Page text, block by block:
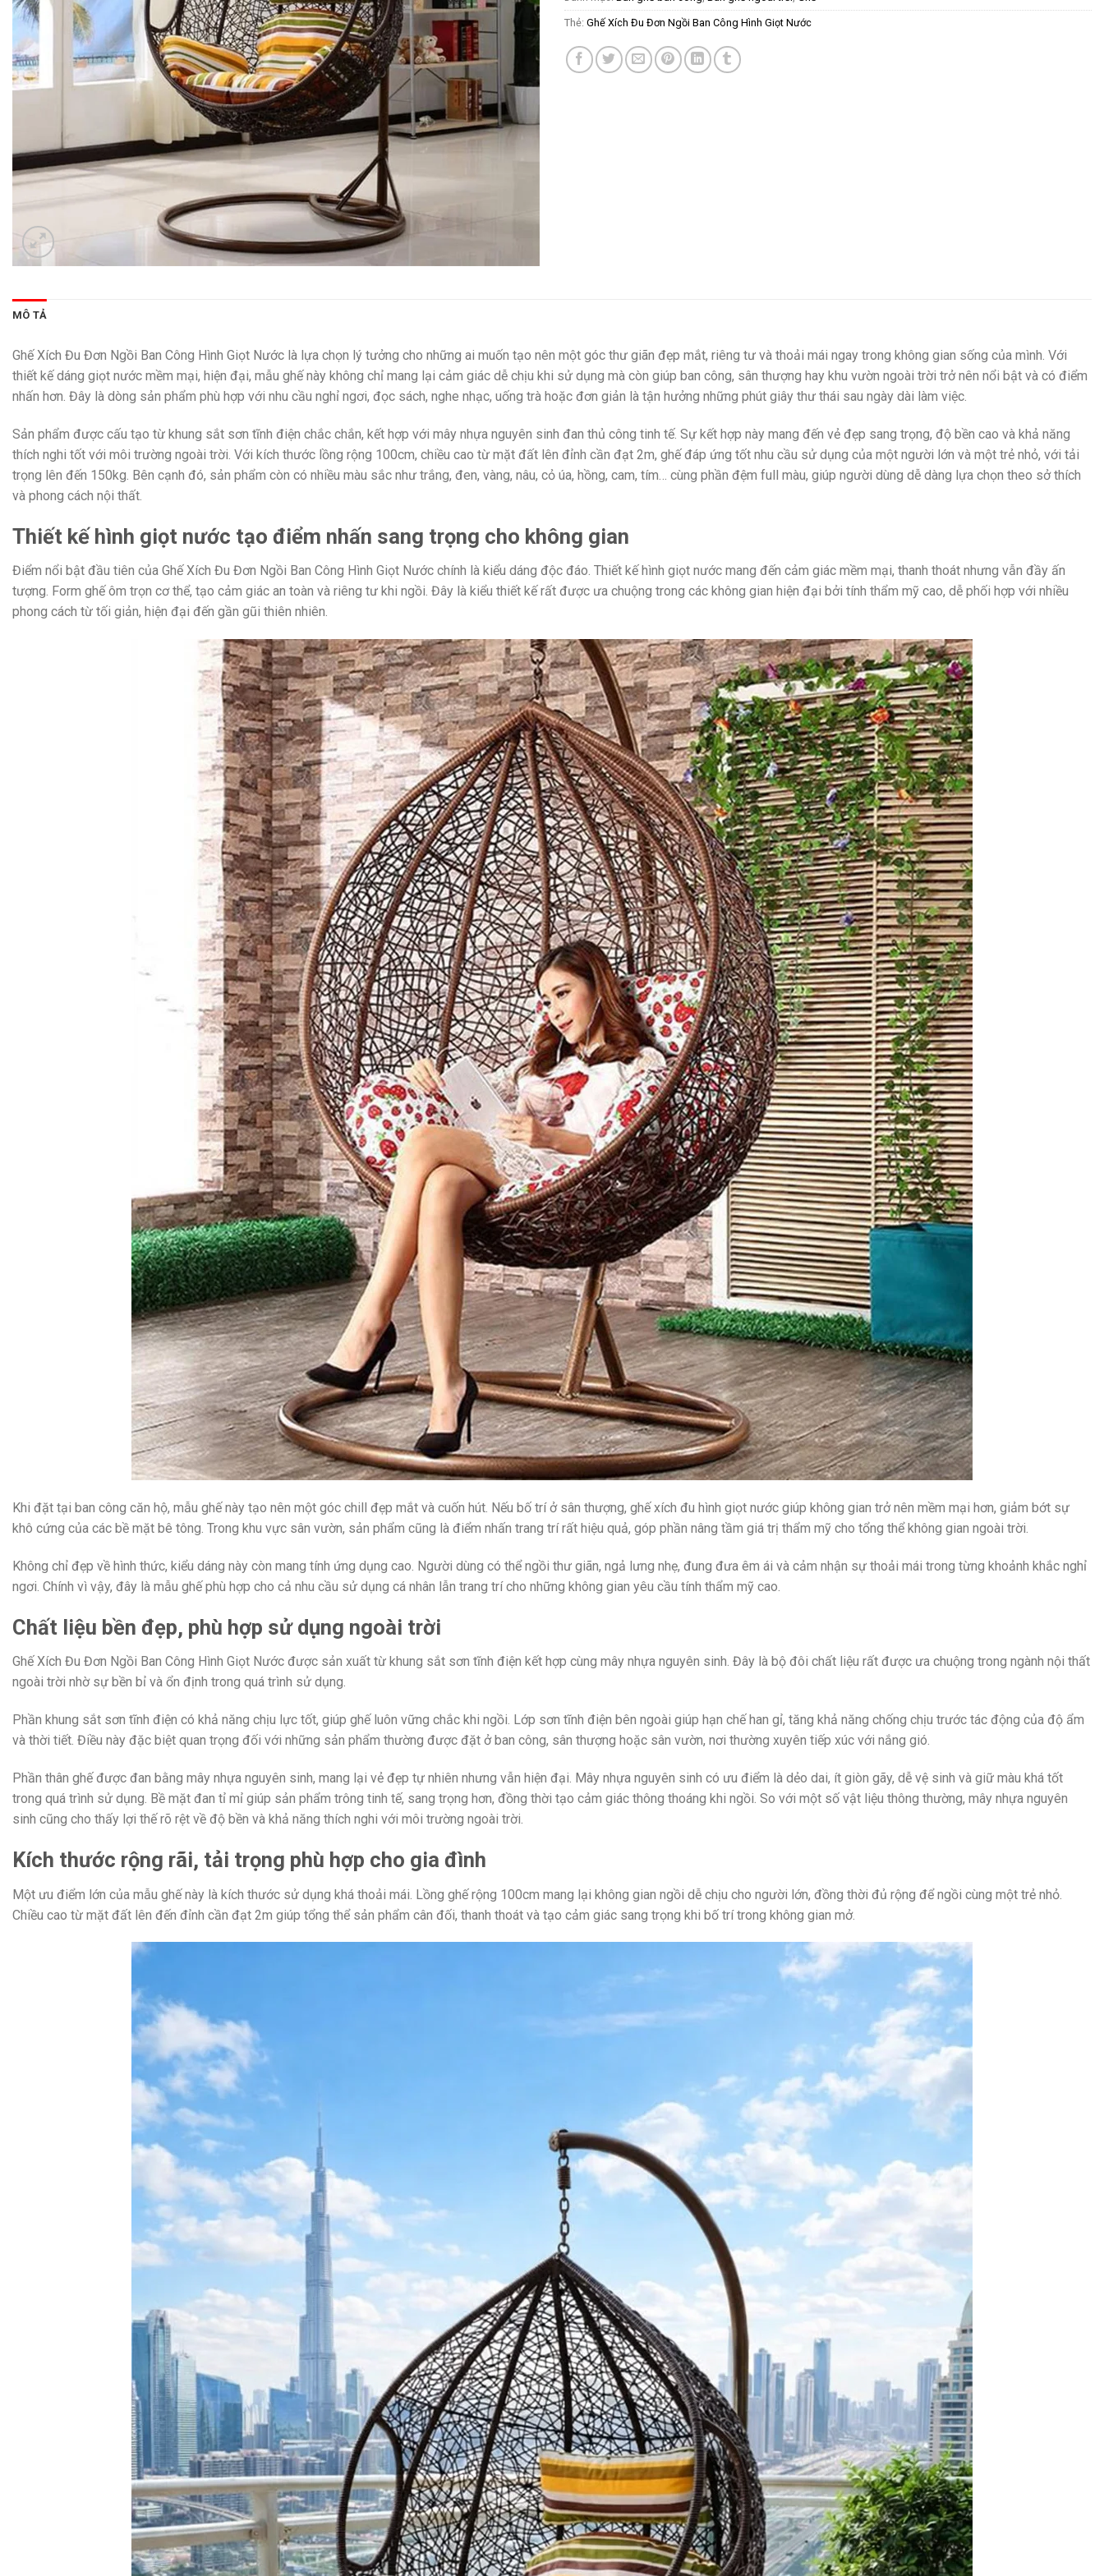
Thẻ: Ghế Xích Đu Đơn Ngồi Ban Công Hình Giọt Nước
MÔ TẢ
Ghế Xích Đu Đơn Ngồi Ban Công Hình Giọt Nước là lựa chọn lý tưởng cho những ai muốn tạo nên một góc thư giãn đẹp mắt, riêng tư và thoải mái ngay trong không gian sống của mình. Với
thiết kế dáng giọt nước mềm mại, hiện đại, mẫu ghế này không chỉ mang lại cảm giác dễ chịu khi sử dụng mà còn giúp ban công, sân thượng hay khu vườn ngoài trời trở nên nổi bật và có điểm
nhấn hơn. Đây là dòng sản phẩm phù hợp với nhu cầu nghỉ ngơi, đọc sách, nghe nhạc, uống trà hoặc đơn giản là tận hưởng những phút giây thư thái sau ngày dài làm việc.
Sản phẩm được cấu tạo từ khung sắt sơn tĩnh điện chắc chắn, kết hợp với mây nhựa nguyên sinh đan thủ công tinh tế. Sự kết hợp này mang đến vẻ đẹp sang trọng, độ bền cao và khả năng
thích nghi tốt với môi trường ngoài trời. Với kích thước lồng rộng 100cm, chiều cao từ mặt đất lên đỉnh cần đạt 2m, ghế đáp ứng tốt nhu cầu sử dụng của một người lớn và một trẻ nhỏ, với tải
trọng lên đến 150kg. Bên cạnh đó, sản phẩm còn có nhiều màu sắc như trắng, đen, vàng, nâu, cỏ úa, hồng, cam, tím… cùng phần đệm full màu, giúp người dùng dễ dàng lựa chọn theo sở thích
và phong cách nội thất.
Thiết kế hình giọt nước tạo điểm nhấn sang trọng cho không gian
Điểm nổi bật đầu tiên của Ghế Xích Đu Đơn Ngồi Ban Công Hình Giọt Nước chính là kiểu dáng độc đáo. Thiết kế hình giọt nước mang đến cảm giác mềm mại, thanh thoát nhưng vẫn đầy ấn
tượng. Form ghế ôm trọn cơ thể, tạo cảm giác an toàn và riêng tư khi ngồi. Đây là kiểu thiết kế rất được ưa chuộng trong các không gian hiện đại bởi tính thẩm mỹ cao, dễ phối hợp với nhiều
phong cách từ tối giản, hiện đại đến gần gũi thiên nhiên.
Khi đặt tại ban công căn hộ, mẫu ghế này tạo nên một góc chill đẹp mắt và cuốn hút. Nếu bố trí ở sân thượng, ghế xích đu hình giọt nước giúp không gian trở nên mềm mại hơn, giảm bớt sự
khô cứng của các bề mặt bê tông. Trong khu vực sân vườn, sản phẩm cũng là điểm nhấn trang trí rất hiệu quả, góp phần nâng tầm giá trị thẩm mỹ cho tổng thể không gian ngoài trời.
Không chỉ đẹp về hình thức, kiểu dáng này còn mang tính ứng dụng cao. Người dùng có thể ngồi thư giãn, ngả lưng nhẹ, đung đưa êm ái và cảm nhận sự thoải mái trong từng khoảnh khắc nghỉ
ngơi. Chính vì vậy, đây là mẫu ghế phù hợp cho cả nhu cầu sử dụng cá nhân lẫn trang trí cho những không gian yêu cầu tính thẩm mỹ cao.
Chất liệu bền đẹp, phù hợp sử dụng ngoài trời
Ghế Xích Đu Đơn Ngồi Ban Công Hình Giọt Nước được sản xuất từ khung sắt sơn tĩnh điện kết hợp cùng mây nhựa nguyên sinh. Đây là bộ đôi chất liệu rất được ưa chuộng trong ngành nội thất
ngoài trời nhờ sự bền bỉ và ổn định trong quá trình sử dụng.
Phần khung sắt sơn tĩnh điện có khả năng chịu lực tốt, giúp ghế luôn vững chắc khi ngồi. Lớp sơn tĩnh điện bên ngoài giúp hạn chế han gỉ, tăng khả năng chống chịu trước tác động của độ ẩm
và thời tiết. Điều này đặc biệt quan trọng đối với những sản phẩm thường được đặt ở ban công, sân thượng hoặc sân vườn, nơi thường xuyên tiếp xúc với nắng gió.
Phần thân ghế được đan bằng mây nhựa nguyên sinh, mang lại vẻ đẹp tự nhiên nhưng vẫn hiện đại. Mây nhựa nguyên sinh có ưu điểm là dẻo dai, ít giòn gãy, dễ vệ sinh và giữ màu khá tốt
trong quá trình sử dụng. Bề mặt đan tỉ mỉ giúp sản phẩm trông tinh tế, sang trọng hơn, đồng thời tạo cảm giác thông thoáng khi ngồi. So với một số vật liệu thông thường, mây nhựa nguyên
sinh cũng cho thấy lợi thế rõ rệt về độ bền và khả năng thích nghi với môi trường ngoài trời.
Kích thước rộng rãi, tải trọng phù hợp cho gia đình
Một ưu điểm lớn của mẫu ghế này là kích thước sử dụng khá thoải mái. Lồng ghế rộng 100cm mang lại không gian ngồi dễ chịu cho người lớn, đồng thời đủ rộng để ngồi cùng một trẻ nhỏ.
Chiều cao từ mặt đất lên đến đỉnh cần đạt 2m giúp tổng thể sản phẩm cân đối, thanh thoát và tạo cảm giác sang trọng khi bố trí trong không gian mở.